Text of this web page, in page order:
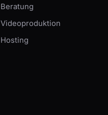
Beratung
Videoproduktion
Hosting